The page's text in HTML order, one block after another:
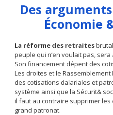
Des
Économie
La réforme des retraites
peuple qui n’en voulait pas, sera
Son financement dépent des
Les droites et le
des cotisations dalariales et
système ainsi que la Sécurit&
il faut au contraire supprimer
grand patronat.